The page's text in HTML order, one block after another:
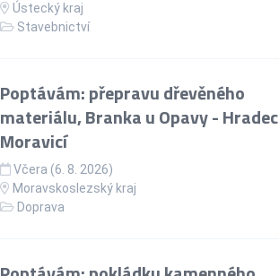
Ústecký kraj
Stavebnictví
Poptávám: přepravu dřevěného
materiálu, Branka u Opavy -
Moravicí
Včera (6. 8. 2026)
Moravskoslezský kraj
Doprava